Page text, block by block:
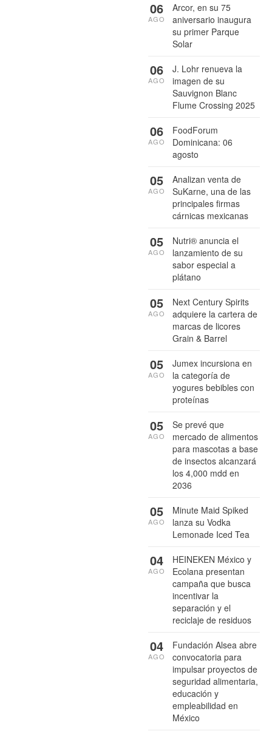
Arcor, en su 75
aniversario inaugura
su primer Parque
Solar
06
AGO
J. Lohr renueva la
imagen de su
Sauvignon Blanc
Flume Crossing 2025
06
AGO
FoodForum
Dominicana: 06
agosto
06
AGO
Analizan venta de
SuKarne, una de las
principales firmas
cárnicas mexicanas
05
AGO
Nutri® anuncia el
lanzamiento de su
sabor especial a
plátano
05
AGO
Next Century Spirits
adquiere la cartera de
marcas de licores
Grain & Barrel
05
AGO
Jumex incursiona en
la categoría de
yogures bebibles con
proteínas
05
AGO
Se prevé que
mercado de alimentos
para mascotas a base
de insectos alcanzará
los 4,000 mdd en
2036
05
AGO
Minute Maid Spiked
lanza su Vodka
Lemonade Iced Tea
05
AGO
HEINEKEN México y
Ecolana presentan
campaña que busca
incentivar la
separación y el
reciclaje de residuos
04
AGO
Fundación Alsea abre
convocatoria para
impulsar proyectos de
seguridad alimentaria,
educación y
empleabilidad en
México
04
AGO